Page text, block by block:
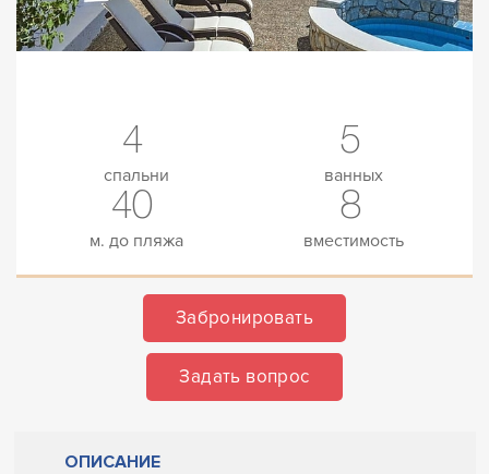
4
спальни
5
ванных
40
м. до пляжа
8
вместимость
Забронировать
Задать вопрос
ОПИСАНИЕ